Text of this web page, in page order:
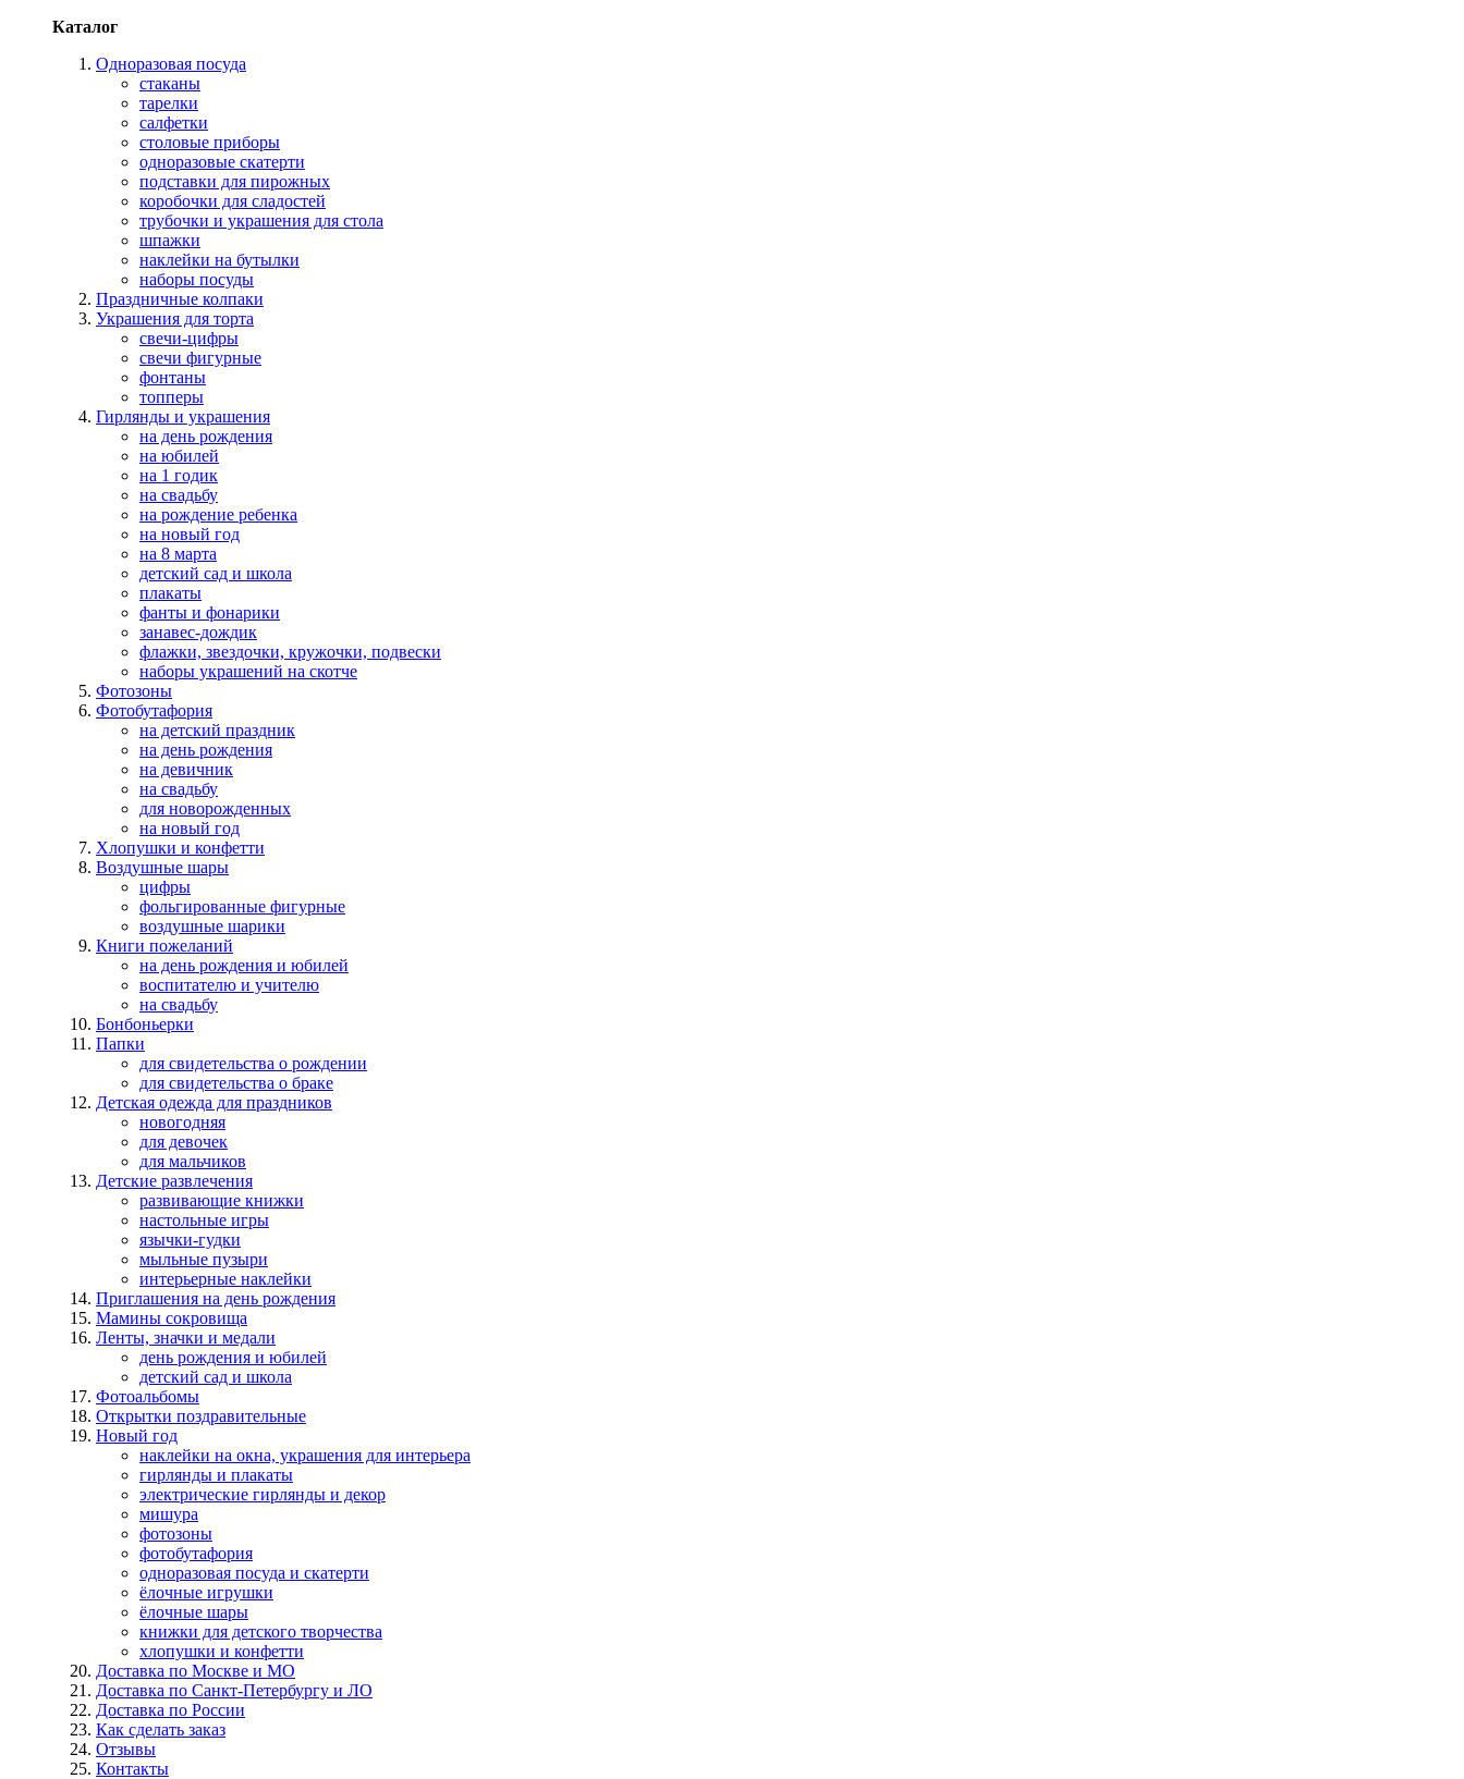
Каталог
Одноразовая посуда
стаканы
тарелки
салфетки
столовые приборы
одноразовые скатерти
подставки для пирожных
коробочки для сладостей
трубочки и украшения для стола
шпажки
наклейки на бутылки
наборы посуды
Праздничные колпаки
Украшения для торта
свечи-цифры
свечи фигурные
фонтаны
топперы
Гирлянды и украшения
на день рождения
на юбилей
на 1 годик
на свадьбу
на рождение ребенка
на новый год
на 8 марта
детский сад и школа
плакаты
фанты и фонарики
занавес-дождик
флажки, звездочки, кружочки, подвески
наборы украшений на скотче
Фотозоны
Фотобутафория
на детский праздник
на день рождения
на девичник
на свадьбу
для новорожденных
на новый год
Хлопушки и конфетти
Воздушные шары
цифры
фольгированные фигурные
воздушные шарики
Книги пожеланий
на день рождения и юбилей
воспитателю и учителю
на свадьбу
Бонбоньерки
Папки
для свидетельства о рождении
для свидетельства о браке
Детская одежда для праздников
новогодняя
для девочек
для мальчиков
Детские развлечения
развивающие книжки
настольные игры
язычки-гудки
мыльные пузыри
интерьерные наклейки
Приглашения на день рождения
Мамины сокровища
Ленты, значки и медали
день рождения и юбилей
детский сад и школа
Фотоальбомы
Открытки поздравительные
Новый год
наклейки на окна, украшения для интерьера
гирлянды и плакаты
электрические гирлянды и декор
мишура
фотозоны
фотобутафория
одноразовая посуда и скатерти
ёлочные игрушки
ёлочные шары
книжки для детского творчества
хлопушки и конфетти
Доставка по Москве и МО
Доставка по Санкт-Петербургу и ЛО
Доставка по России
Как сделать заказ
Отзывы
Контакты